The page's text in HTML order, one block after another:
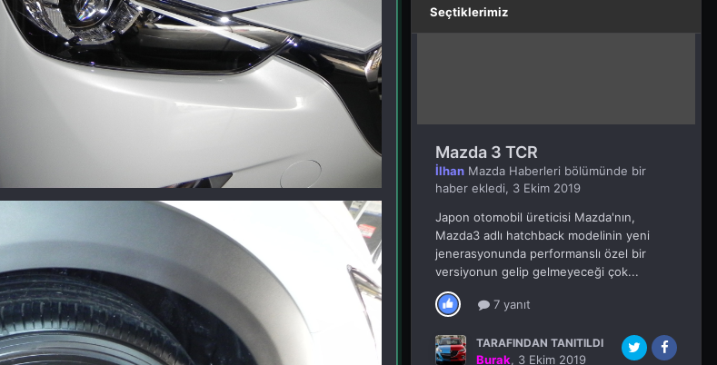
Seçtiklerimiz
Mazda 3 TCR
İlhan Mazda Haberleri bölümünde bir
haber ekledi, 3 Ekim 2019
Japon otomobil üreticisi Mazda'nın,
Mazda3 adlı hatchback modelinin yeni
jenerasyonunda performanslı özel bir
versiyonun gelip gelmeyeceği çok...
7 yanıt
TARAFINDAN TANITILDI
Burak, 3 Ekim 2019